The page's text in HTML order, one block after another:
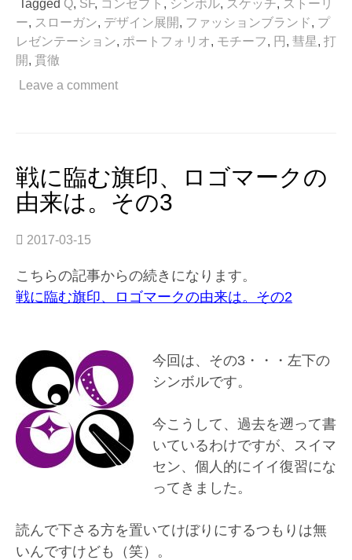
む
旗
印、
由
来
は。
Tagged Q, SF, コンセプト , シンボル, スケッチ, ストーリ
ー, スローガン, デザイン展開, ファッションブランド, プ
レゼンテーション, ポートフォリオ, モチーフ, 円 , 彗星, 打
開, 貫徹
Leave a comment
戦に臨む旗印、ロゴマークの
由来は。その3
2017-03-15
こちらの記事からの続きになります。
戦に臨む旗印、ロゴマークの由来は。その2
今回は、その3・・・左下の
シンボルです。
今こうして、過去を遡って書
いているわけですが、スイマ
セン、個人的にイイ復習にな
ってきました。
読んで下さる方を置いてけぼりにするつもりは無
いんですけども（笑）。